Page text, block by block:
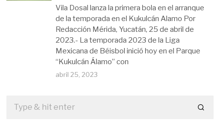
Vila Dosal lanza la primera bola en el arranque
de la temporada en el Kukulcán Alamo Por
Redacción Mérida, Yucatán, 25 de abril de
2023.- La temporada 2023 de la Liga
Mexicana de Béisbol inició hoy en el Parque
“Kukulcán Álamo” con
abril 25, 2023